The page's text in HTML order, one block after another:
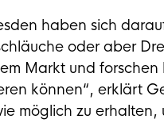
haben sich
oder aber
Markt und
können“, erklärt
möglich zu erhalten,